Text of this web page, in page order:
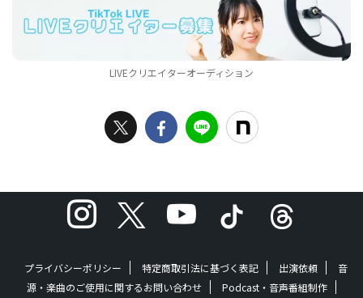
LIVEクリエイターオーディション
プライバシーポリシー 特定商取引法に基づく表記 出演依頼
音
源・楽曲のご使用に関するお問い合わせ
Podcast・音声番組制作